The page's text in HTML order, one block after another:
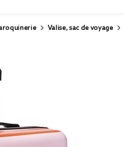
Valise, sac de voyage